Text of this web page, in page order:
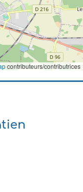
contributeurs/contributrices